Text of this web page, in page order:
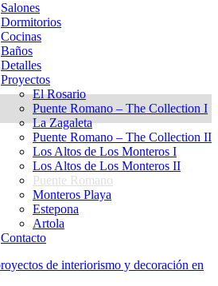
Salones
Dormitorios
Cocinas
Baños
Detalles
Proyectos
El Rosario
Puente Romano – The Collection I
La Zagaleta
Puente Romano – The Collection II
Los Altos de Los Monteros I
Los Altos de Los Monteros II
Puente Romano
Monteros Playa
Estepona
Artola
Contacto